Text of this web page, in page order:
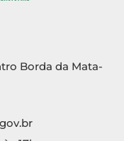
Borda da Mata-